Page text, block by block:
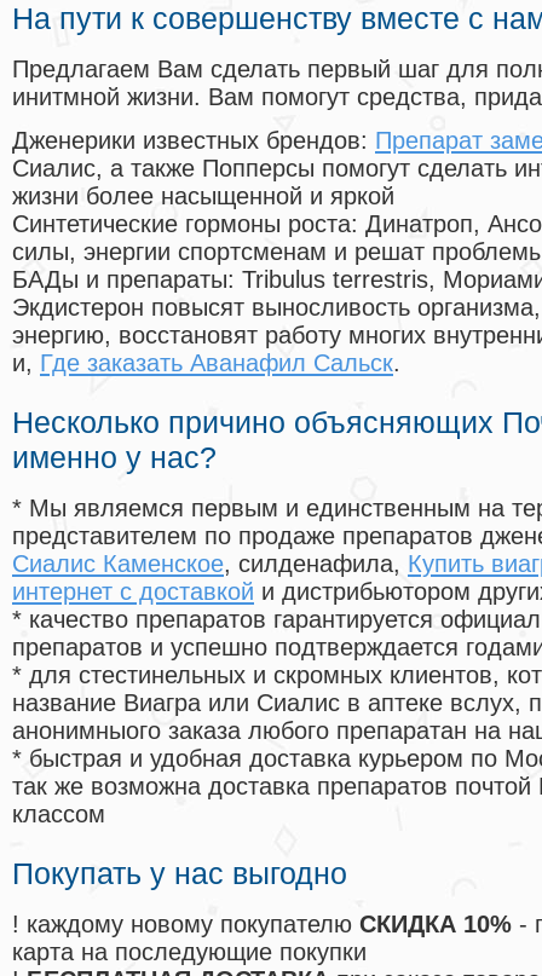
На пути к совершенству вместе с
Предлагаем Вам сделать первый шаг для
инитмной жизни. Вам помогут средства,
Дженерики известных брендов: Препарат
Сиалис, а также Попперсы помогут сделать
жизни более насыщенной и яркой
Синтетические гормоны роста: Динатроп,
силы, энергии спортсменам и решат
БАДы и препараты: Tribulus terrestris,
Экдистерон повысят выносливость
энергию, восстановят работу многих
и, Где заказать Аванафил Сальск.
Несколько причино объясняющих
именно у нас?
* Мы являемся первым и единственным на
представителем по продаже препаратов
Сиалис Каменское, силденафила, Купить
интернет с доставкой и дистрибьютором
* качество препаратов гарантируется
препаратов и успешно подтверждается
* для стестинельных и скромных клиентов,
название Виагра или Сиалис в аптеке вслух,
анонимныого заказа любого препаратан на
* быстрая и удобная доставка курьером по
так же возможна доставка препаратов
классом
Покупать у нас выгодно
! каждому новому покупателю СКИДКА 10% -
карта на последующие покупки